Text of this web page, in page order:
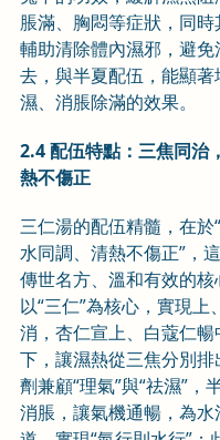
脹滿、胸悶等症狀，同
輔助清除體內濕邪，避
去，與半夏配伍，能顯著
濕、消脹除滿的效果。
2.4 配伍特點：三焦同治
熱不傷正
三仁湯的配伍精髓，在於
水同調、清熱不傷正”，
傳世名方、溫和有效的
以“三仁”為核心，實現上
消，杏仁宣上、白蔻仁
下，讓濕熱從三焦分別
劑兼顧“理氣”與“祛濕”，
消脹，讓氣機通暢，為